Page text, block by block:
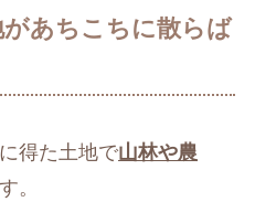
あちこちに散らば
得た土地で山林や農
。